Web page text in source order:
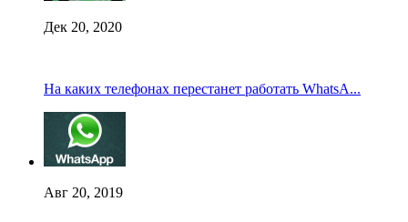
Дек 20, 2020
На каких телефонах перестанет работать WhatsA...
Авг 20, 2019